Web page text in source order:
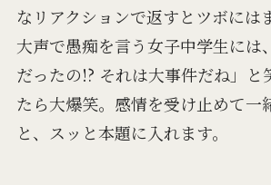
なリアクションで返すとツボには
大声で愚痴を言う女子中学生には
だったの!? それは大事件だね」と
たら大爆笑。感情を受け止めて一
と、スッと本題に入れます。